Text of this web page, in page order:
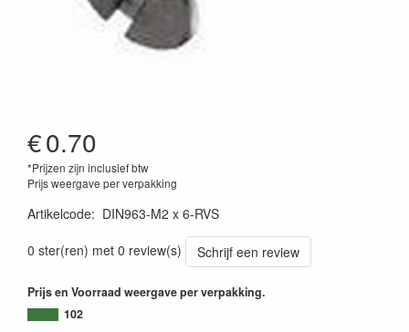
€0.70
*Prijzen zijn inclusief btw
Prijs weergave per verpakking
Artikelcode: DIN963-M2 x 6-RVS
0 ster(ren) met 0 review(s)
Schrijf een review
Prijs en Voorraad weergave per verpakking.
102